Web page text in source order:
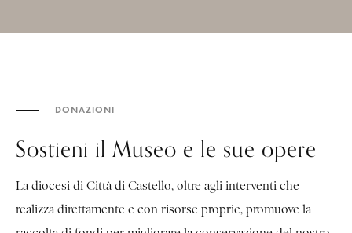
DONAZIONI
Sostieni il Museo e le sue opere
La diocesi di Città di Castello, oltre agli interventi che
realizza direttamente e con risorse proprie, promuove la